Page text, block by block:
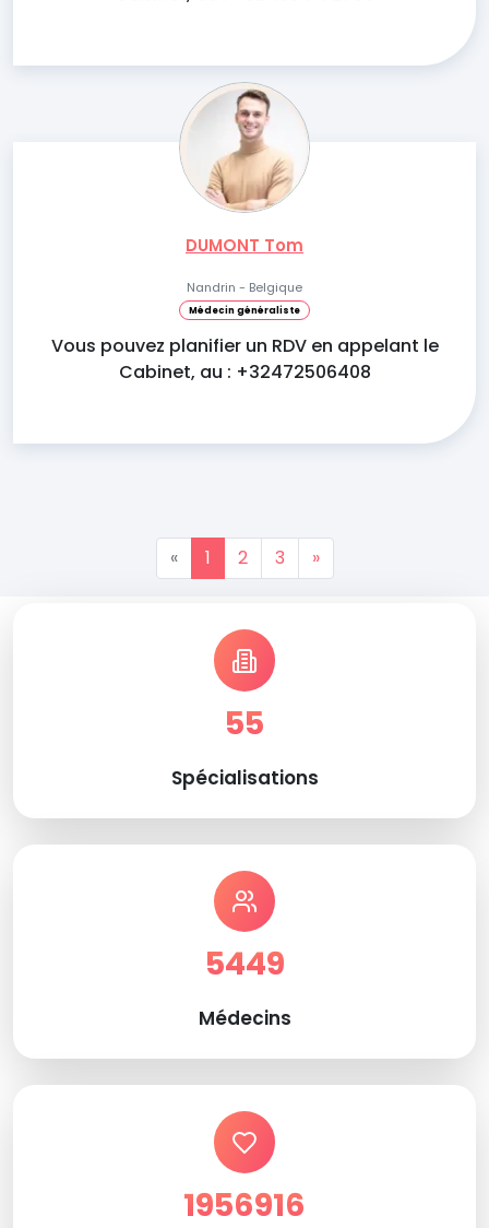
DUMONT Tom
Nandrin - Belgique
Médecin généraliste
Vous pouvez planifier un RDV en appelant le
Cabinet, au : +32472506408
« 1 2 3 »
55
Spécialisations
5449
Médecins
1956916